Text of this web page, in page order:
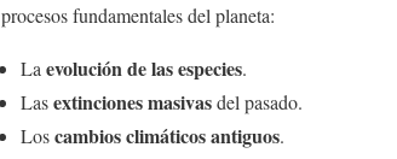
procesos fundamentales del planeta:
La evolución de las especies.
Lasextinciones masivasdel pasado.
Loscambios climáticos antiguos.